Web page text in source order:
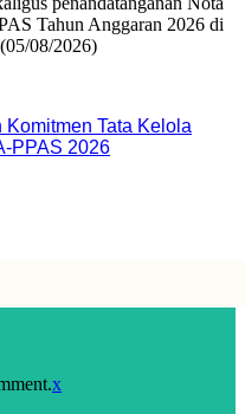
Komitmen Tata Kelola
PPAS 2026
x